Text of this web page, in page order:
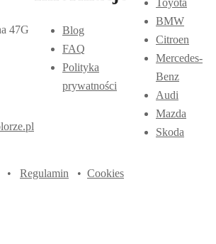
47G
Blog
FAQ
Polityka
prywatności
Toyota
BMW
Citroen
Mercedes-
Benz
Audi
Mazda
Skoda
• Regulamin • Cookies